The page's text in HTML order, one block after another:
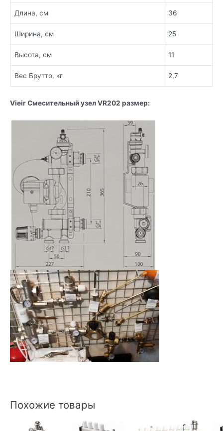
Длина, см 36
Ширина, см 25
Высота, см 11
Вес Брутто, кг 2,7
Vieir Смесительный узел VR202 размер:
Похожие товары